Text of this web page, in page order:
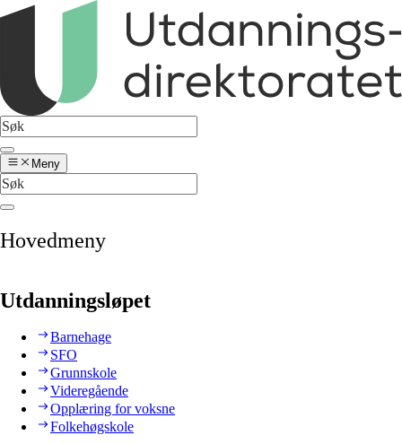
Meny
Hovedmeny
Utdanningsløpet
Barnehage
SFO
Grunnskole
Videregående
Opplæring for voksne
Folkehøgskole